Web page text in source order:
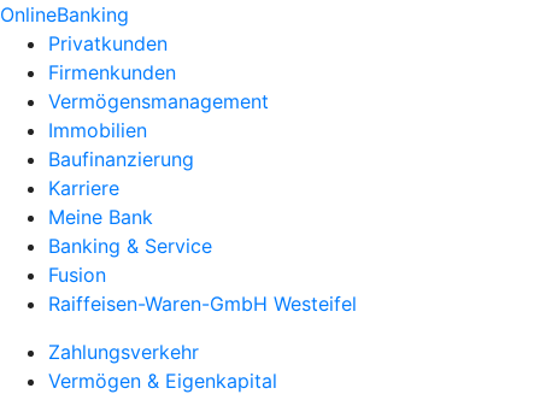
OnlineBanking
Privatkunden
Firmenkunden
Vermögensmanagement
Immobilien
Baufinanzierung
Karriere
Meine Bank
Banking & Service
Fusion
Raiffeisen-Waren-GmbH Westeifel
Zahlungsverkehr
Vermögen & Eigenkapital